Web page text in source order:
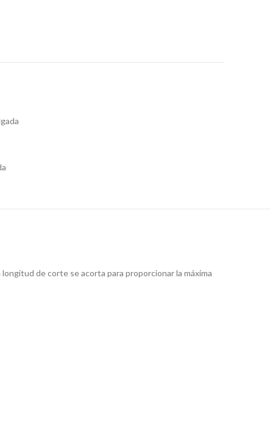
de corte se acorta para proporcionar la máxima